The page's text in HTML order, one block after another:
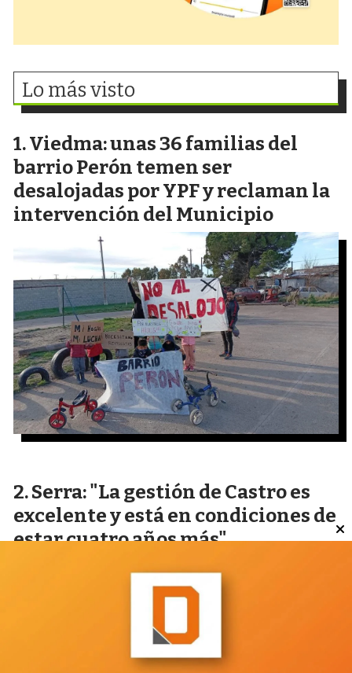
Lo más visto
Viedma: unas 36 familias del
barrio Perón temen ser
desalojadas por YPF y reclaman la
intervención del Municipio
Serra: "La gestión de Castro es
excelente y está en condiciones de
estar cuatro años más"